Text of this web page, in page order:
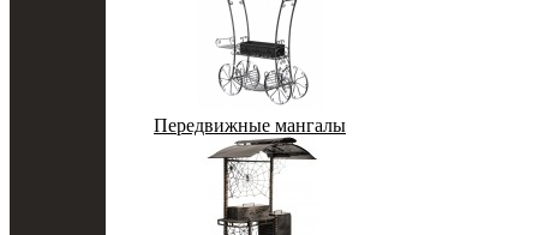
Передвижные мангалы